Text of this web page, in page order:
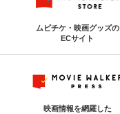
ムビチケ・映画グッズの
ECサイト
映画情報を網羅した